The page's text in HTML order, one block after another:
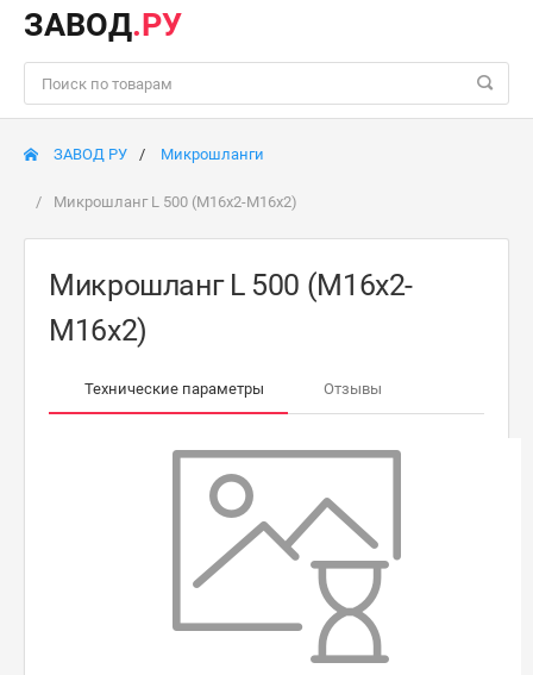
ЗАВОД.РУ
ЗАВОД РУ Микрошланги
Микрошланг L 500 (М16х2-М16х2)
Микрошланг L 500 (М16х2-
М16х2)
Технические параметры Отзывы